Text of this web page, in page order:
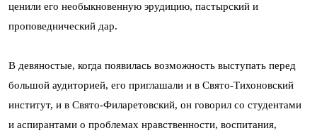
ценили его необыкновенную эрудицию, пастырский и
проповеднический дар.
В девяностые, когда появилась возможность выступать перед
большой аудиторией, его приглашали и в Свято-Тихоновский
институт, и в Свято-Филаретовский, он говорил со студентами
и аспирантами о проблемах нравственности, воспитания,